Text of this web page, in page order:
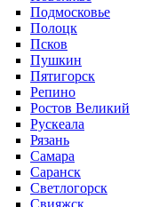
Подмосковье
Полоцк
Псков
Пушкин
Пятигорск
Репино
Ростов Великий
Рускеала
Рязань
Самара
Саранск
Светлогорск
Свияжск